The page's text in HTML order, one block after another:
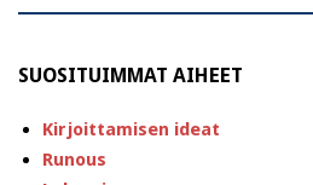
SUOSITUIMMAT AIHEET
Kirjoittamisen ideat
Runous